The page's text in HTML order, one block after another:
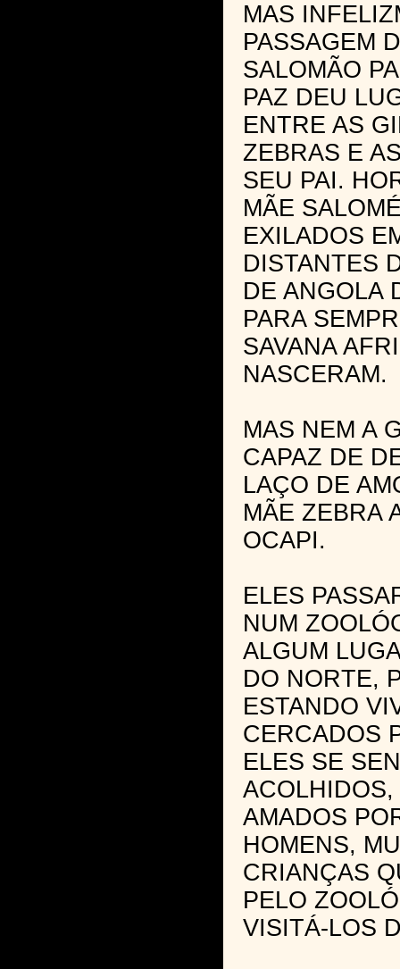
MAS
PASSAGEM
SALOMÃO
PAZ DEU
ENTRE AS
ZEBRAS E
SEU PAI.
MÃE
EXILADOS
DISTANTES
DE ANGOLA
PARA
SAVANA
NASCERAM.
MAS NEM A
CAPAZ DE
LAÇO DE
MÃE ZEBRA
OCAPI.
ELES
NUM
ALGUM
DO NORTE,
ESTANDO
CERCADOS
ELES SE
AMADOS
HOMENS,
CRIANÇAS
PELO
VISITÁ-LOS